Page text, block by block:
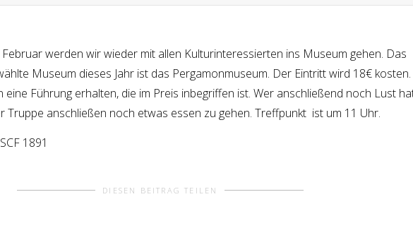
Februar werden wir wieder mit allen Kulturinteressierten ins Museum gehen. Das
Museum dieses Jahr ist das Pergamonmuseum. Der Eintritt wird 18€
eine Führung erhalten, die im Preis inbegriffen ist. Wer anschließend noch Lust
Truppe anschließen noch etwas essen zu gehen. Treffpunkt ist um 11 Uhr.
1891
DIESEN BEITRAG TEILEN